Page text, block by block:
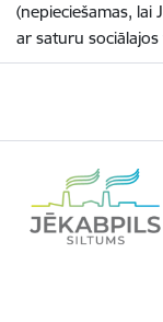
(nepieciešamas, lai
ar saturu sociālajos